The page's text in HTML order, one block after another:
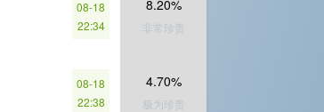
08-18
22:34
8.20%
非常珍贵
08-18
22:38
4.70%
极为珍贵